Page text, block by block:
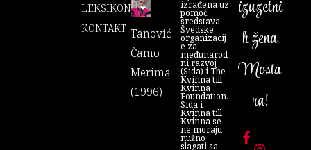
LEKSIKON
KONTAKT Tanović
Čamo
Merima
(1996)
izrađena uz
pomoć
sredstava
Švedske
organizacij
e za
međunarod
ni razvoj
(Sida) i The
Kvinna till
Kvinna
Foundation.
Sida i
Kvinna till
Kvinna se
ne moraju
nužno
slagati sa
izuzetni
h žena
Mosta
ra!